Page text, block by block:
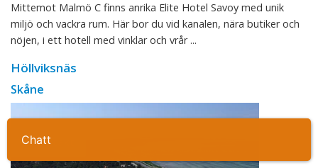
Ta kontakt
Mittemot Malmö C finns anrika Elite Hotel Savoy med unik
miljö och vackra rum. Här bor du vid kanalen, nära butiker och
nöjen, i ett hotell med vinklar och vrår ...
Höllviksnäs
Skåne